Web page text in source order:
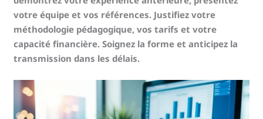
votre équipe et vos références. Justifiez votre
méthodologie pédagogique, vos tarifs et votre
capacité financière. Soignez la forme et anticipez la
transmission dans les délais.